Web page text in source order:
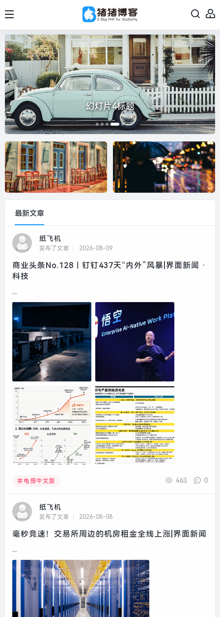
幻灯片4标题
最新文章
纸飞机
发布了文章 2026-08-09
商业头条No.128｜钉钉437天“内外”风暴|界面新闻 ·
科技
...
电报中文版 463 0
纸飞机
发布了文章 2026-08-08
毫秒竞速！交易所周边的机房租金全线上涨|界面新闻
...